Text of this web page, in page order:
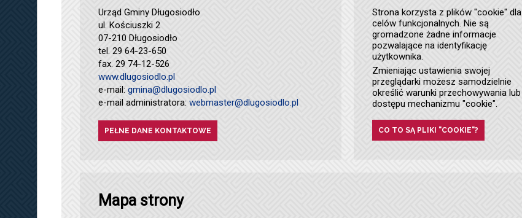
Urząd Gminy Długosiodło
ul. Kościuszki 2
07-210 Długosiodło
tel. 29 64-23-650
fax. 29 74-12-526
www.dlugosiodlo.pl
e-mail: gmina@dlugosiodlo.pl
e-mail administratora: webmaster@dlugosiodlo.pl
PEŁNE DANE KONTAKTOWE
Strona korzysta z plików "cookie" dla
celów funkcjonalnych. Nie są
gromadzone żadne informacje
pozwalające na identyfikację
użytkownika.
Zmieniając ustawienia swojej
przeglądarki możesz samodzielnie
określić warunki przechowywania lub
dostępu mechanizmu "cookie".
CO TO SĄ PLIKI "COOKIE"?
Mapa strony